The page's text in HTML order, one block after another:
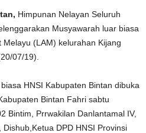
Himpunan Nelayan Seluruh
Musyawarah luar biasa
(LAM) kelurahan Kijang
07/19).
HNSI Kabupaten Bintan dibuka
Bintan Fahri sabtu
Bintim, Prrwakilan Danlantamal IV,
DPD HNSI Provinsi